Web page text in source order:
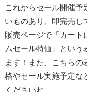
これからセール開催予
いものあり、即完売し
販売ページで「カート
ムセール特価」という
ます！また、こちらの
格やセール実施予定な
くださいね。